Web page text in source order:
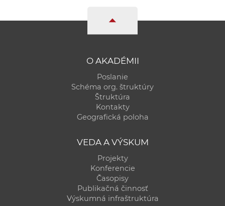
O AKADÉMII
Poslanie
Schéma org. štruktúry
Štruktúra
Kontakty
Geografická poloha
VEDA A VÝSKUM
Projekty
Konferencie
Časopisy
Publikačná činnosť
Výskumná infraštruktúra